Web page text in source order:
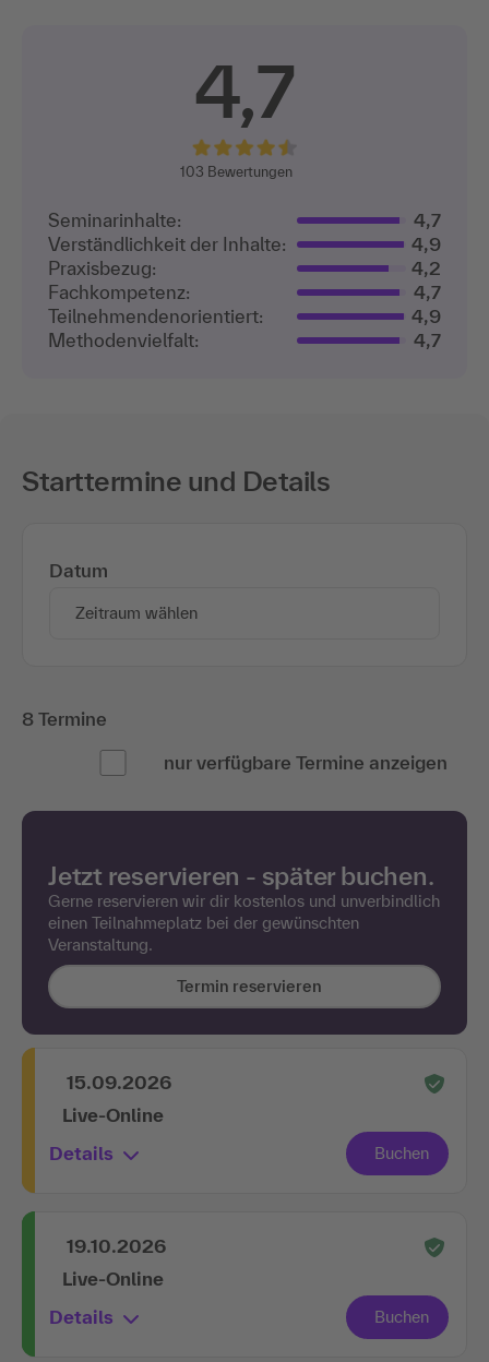
4,7
103 Bewertungen
Seminarinhalte:
4,7
Verständlichkeit der Inhalte:
4,9
Praxisbezug:
4,2
Fachkompetenz:
4,7
Teilnehmenden­orientiert:
4,9
Methodenvielfalt:
4,7
Starttermine und Details
Datum
Zeitraum wählen
8 Termine
nur verfügbare Termine anzeigen
Jetzt reservieren - später buchen.
Gerne reservieren wir dir kostenlos und unverbindlich
einen Teilnahmeplatz bei der gewünschten
Veranstaltung.
Termin reservieren
15.09.2026
Live-Online
Details
19.10.2026
Live-Online
Details